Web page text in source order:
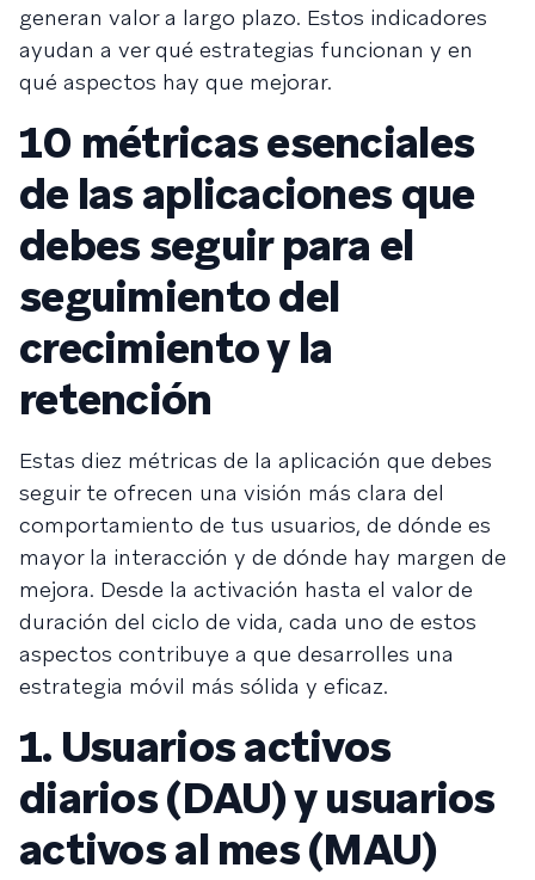
generan valor a largo plazo. Estos indicadores
ayudan a ver qué estrategias funcionan y en
qué aspectos hay que mejorar.
10 métricas esenciales
de las aplicaciones que
debes seguir para el
seguimiento del
crecimiento y la
retención
Estas diez métricas de la aplicación que debes
seguir te ofrecen una visión más clara del
comportamiento de tus usuarios, de dónde es
mayor la interacción y de dónde hay margen de
mejora. Desde la activación hasta el valor de
duración del ciclo de vida, cada uno de estos
aspectos contribuye a que desarrolles una
estrategia móvil más sólida y eficaz.
1. Usuarios activos
diarios (DAU) y usuarios
activos al mes (MAU)